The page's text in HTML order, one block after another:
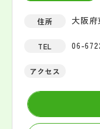
住所 大阪府
TEL 06-
アクセス